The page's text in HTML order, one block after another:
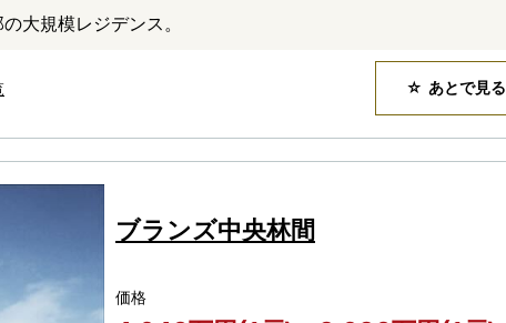
大規模レジデンス。
あとで見る
ブランズ中央林間
価格